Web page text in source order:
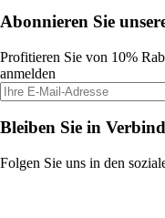
Abonnieren Sie
Profitieren Sie von 10%
anmelden
Bleiben Sie in
Folgen Sie uns in den